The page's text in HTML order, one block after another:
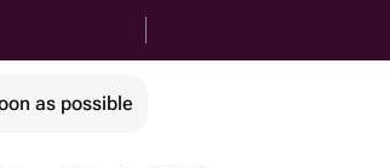
as possible